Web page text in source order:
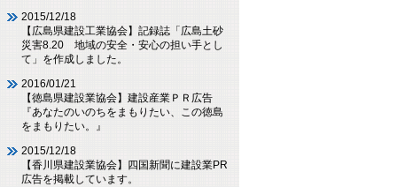
2015/12/18
【広島県建設工業協会】記録誌「広島土砂
災害8.20 地域の安全・安心の担い手とし
て」を作成しました。
2016/01/21
【徳島県建設業協会】建設産業ＰＲ広告
『あなたのいのちをまもりたい、この徳島
をまもりたい。』
2015/12/18
【香川県建設業協会】四国新聞に建設業PR
広告を掲載しています。